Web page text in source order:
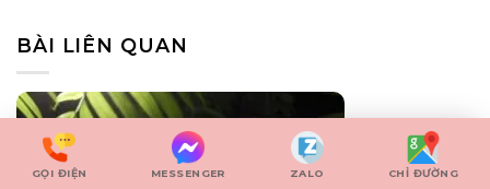
BÀI LIÊN QUAN
GỌI ĐIỆN MESSENGER ZALO CHỈ ĐƯỜNG